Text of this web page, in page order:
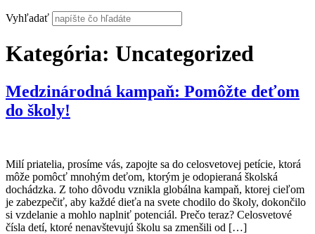
Vyhľadať
Kategória: Uncategorized
Medzinárodná kampaň: Pomôžte deťom
do školy!
Milí priatelia, prosíme vás, zapojte sa do celosvetovej petície, ktorá
môže pomôcť mnohým deťom, ktorým je odopieraná školská
dochádzka. Z toho dôvodu vznikla globálna kampaň, ktorej cieľom
je zabezpečiť, aby každé dieťa na svete chodilo do školy, dokončilo
si vzdelanie a mohlo naplniť potenciál. Prečo teraz? Celosvetové
čísla detí, ktoré nenavštevujú školu sa zmenšili od […]